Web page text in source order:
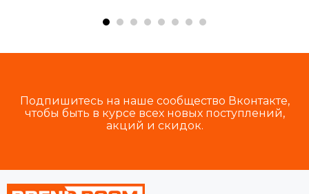
Подпишитесь на наше сообщество Вконтакте,
чтобы быть в курсе всех новых поступлений,
акций и скидок.